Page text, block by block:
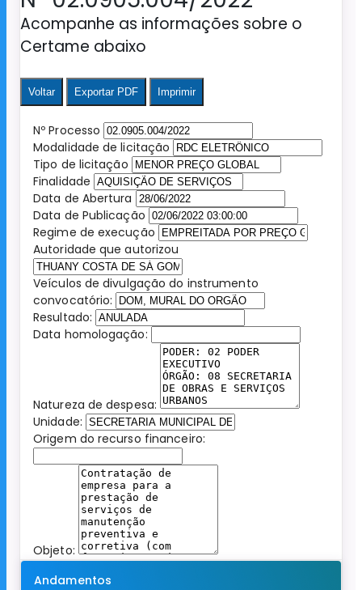
Acompanhe as informações sobre o
Certame abaixo
Voltar Exportar PDF Imprimir
Nº Processo
Modalidade de licitação
Tipo de licitação
Finalidade
Data de Abertura
Data de Publicação
Regime de execução
Autoridade que autorizou
Veículos de divulgação do instrumento
convocatório:
Resultado:
Data homologação:
Natureza de despesa:
Unidade:
Origem do recurso financeiro:
Objeto:
Andamentos